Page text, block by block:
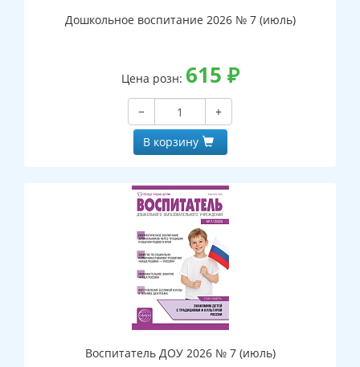
Дошкольное воспитание 2026 № 7 (июль)
Цена розн: 615 ₽
−
+
В корзину
Воспитатель ДОУ 2026 № 7 (июль)